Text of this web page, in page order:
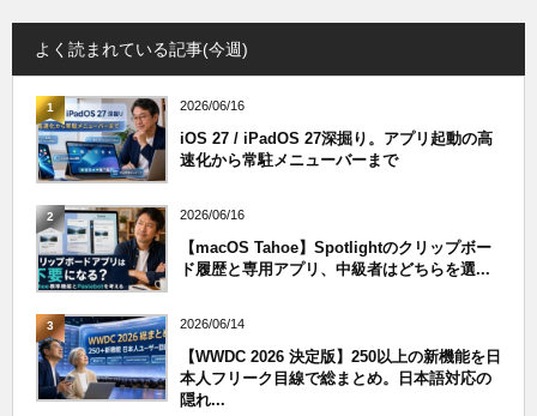
よく読まれている記事(今週)
1 2026/06/16
iOS 27 / iPadOS 27深掘り。アプリ起動の高
速化から常駐メニューバーまで
2 2026/06/16
【macOS Tahoe】Spotlightのクリップボー
ド履歴と専用アプリ、中級者はどちらを選...
3 2026/06/14
【WWDC 2026 決定版】250以上の新機能を日
本人フリーク目線で総まとめ。日本語対応の
隠れ...